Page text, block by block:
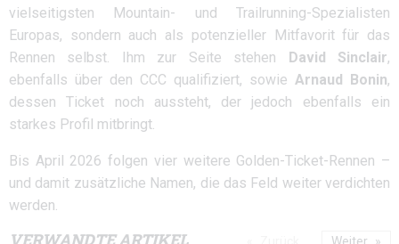
vielseitigsten Mountain- und Trailrunning-Spezialisten
Europas, sondern auch als potenzieller Mitfavorit für das
Rennen selbst. Ihm zur Seite stehen David Sinclair,
ebenfalls über den CCC qualifiziert, sowie Arnaud Bonin,
dessen Ticket noch aussteht, der jedoch ebenfalls ein
starkes Profil mitbringt.
Bis April 2026 folgen vier weitere Golden-Ticket-Rennen –
und damit zusätzliche Namen, die das Feld weiter verdichten
werden.
VERWANDTE ARTIKEL